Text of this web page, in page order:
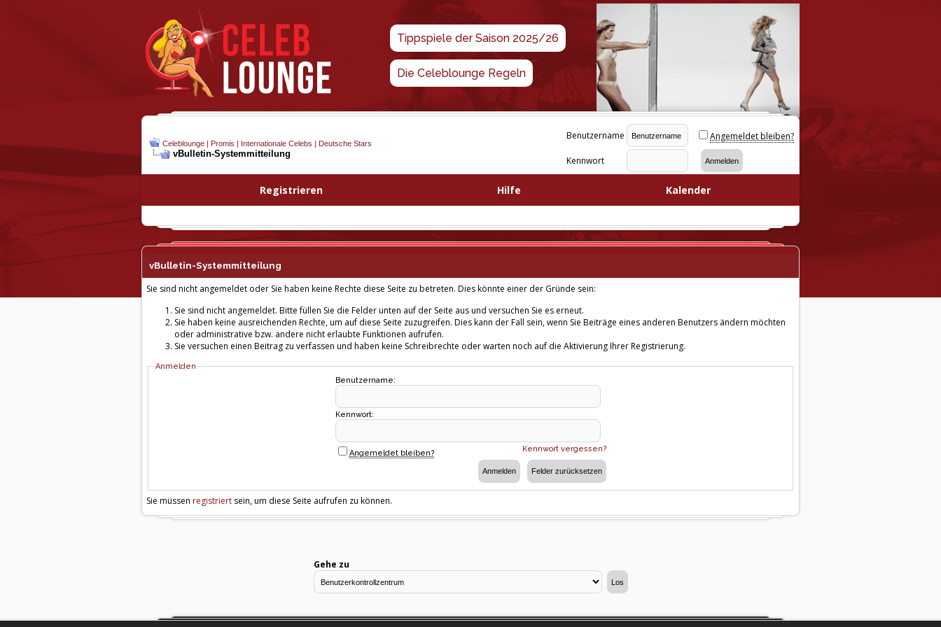
Tippspiele der Saison 2025/26
Die Celeblounge Regeln
Celeblounge | Promis | Internationale Celebs | Deutsche Stars
vBulletin-Systemmitteilung
Benutzername Angemeldet bleiben?
Kennwort
Registrieren Hilfe Kalender
vBulletin-Systemmitteilung
Sie sind nicht angemeldet oder Sie haben keine Rechte diese Seite zu betreten. Dies könnte einer der Gründe sein:
Sie sind nicht angemeldet. Bitte füllen Sie die Felder unten auf der Seite aus und versuchen Sie es erneut.
Sie haben keine ausreichenden Rechte, um auf diese Seite zuzugreifen. Dies kann der Fall sein, wenn Sie Beiträge eines anderen Benutzers ändern möchten
oder administrative bzw. andere nicht erlaubte Funktionen aufrufen.
Sie versuchen einen Beitrag zu verfassen und haben keine Schreibrechte oder warten noch auf die Aktivierung Ihrer Registrierung.
Anmelden
Benutzername:
Kennwort:
Kennwort vergessen?
Angemeldet bleiben?
Sie müssen registriert sein, um diese Seite aufrufen zu können.
Gehe zu